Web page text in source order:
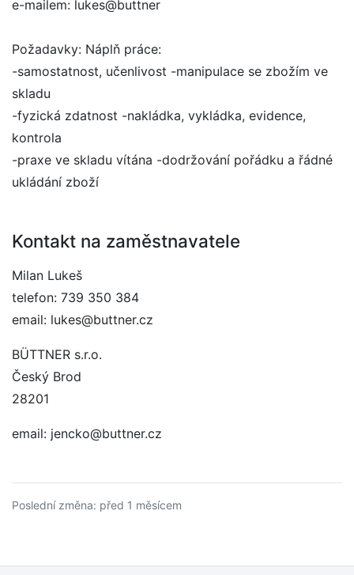
e-mailem: lukes@buttner
Požadavky: Náplň práce:
-samostatnost, učenlivost -manipulace se zbožím ve
skladu
-fyzická zdatnost -nakládka, vykládka, evidence,
kontrola
-praxe ve skladu vítána -dodržování pořádku a řádné
ukládání zboží
Kontakt na zaměstnavatele
Milan Lukeš
telefon: 739 350 384
email: lukes@buttner.cz
BÜTTNER s.r.o.
Český Brod
28201
email: jencko@buttner.cz
Poslední změna: před 1 měsícem